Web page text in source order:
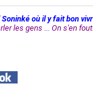
où il y fait bon
les gens ... On s'en